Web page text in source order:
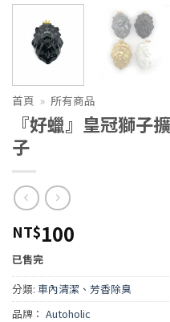
首頁 » 所有商品
『好蠟』皇冠獅子
子
NT$100
已售完
分類: 車內清潔、芳香除臭
品牌： Autoholic